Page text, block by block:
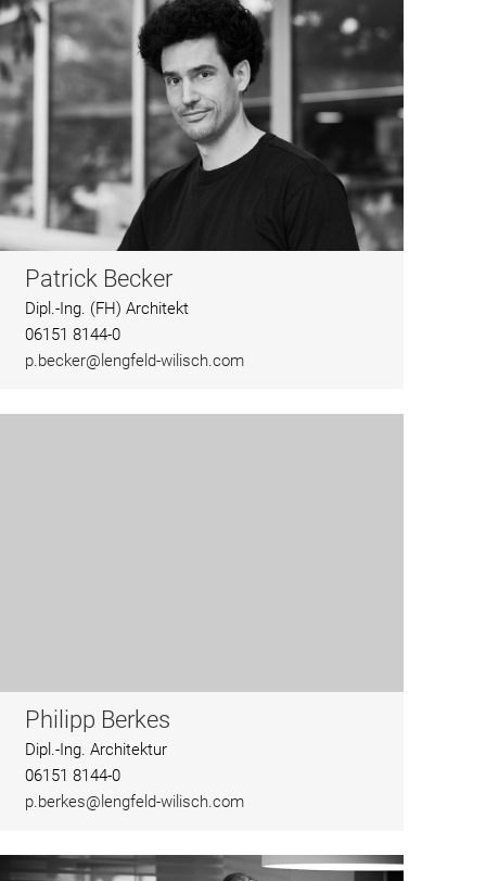
Patrick Becker
Dipl.-Ing. (FH) Architekt
06151 8144-0
p.becker@lengfeld-wilisch.com
Philipp Berkes
Dipl.-Ing. Architektur
06151 8144-0
p.berkes@lengfeld-wilisch.com